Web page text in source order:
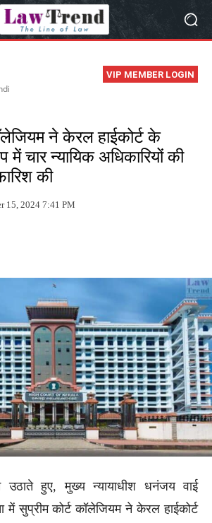
VIP MEMBER LOGIN
ने केरल हाईकोर्ट के
में चार न्यायिक अधिकारियों की
की
15, 2024 7:41 PM
उठाते हुए, मुख्य न्यायाधीश धनंजय वाई
में सुप्रीम कोर्ट कॉलेजियम ने केरल हाईकोर्ट